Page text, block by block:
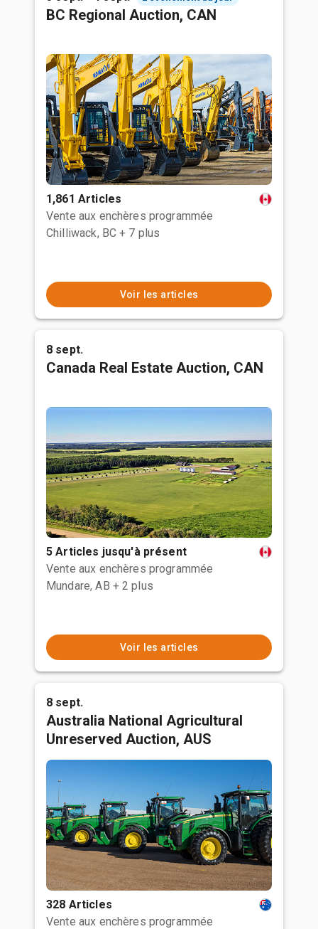
BC Regional Auction, CAN
1,861 Articles
Vente aux enchères programmée
Chilliwack, BC + 7 plus
Voir les articles
8 sept.
Canada Real Estate Auction, CAN
5 Articles jusqu'à présent
Vente aux enchères programmée
Mundare, AB + 2 plus
Voir les articles
8 sept.
Australia National Agricultural
Unreserved Auction, AUS
328 Articles
Vente aux enchères programmée